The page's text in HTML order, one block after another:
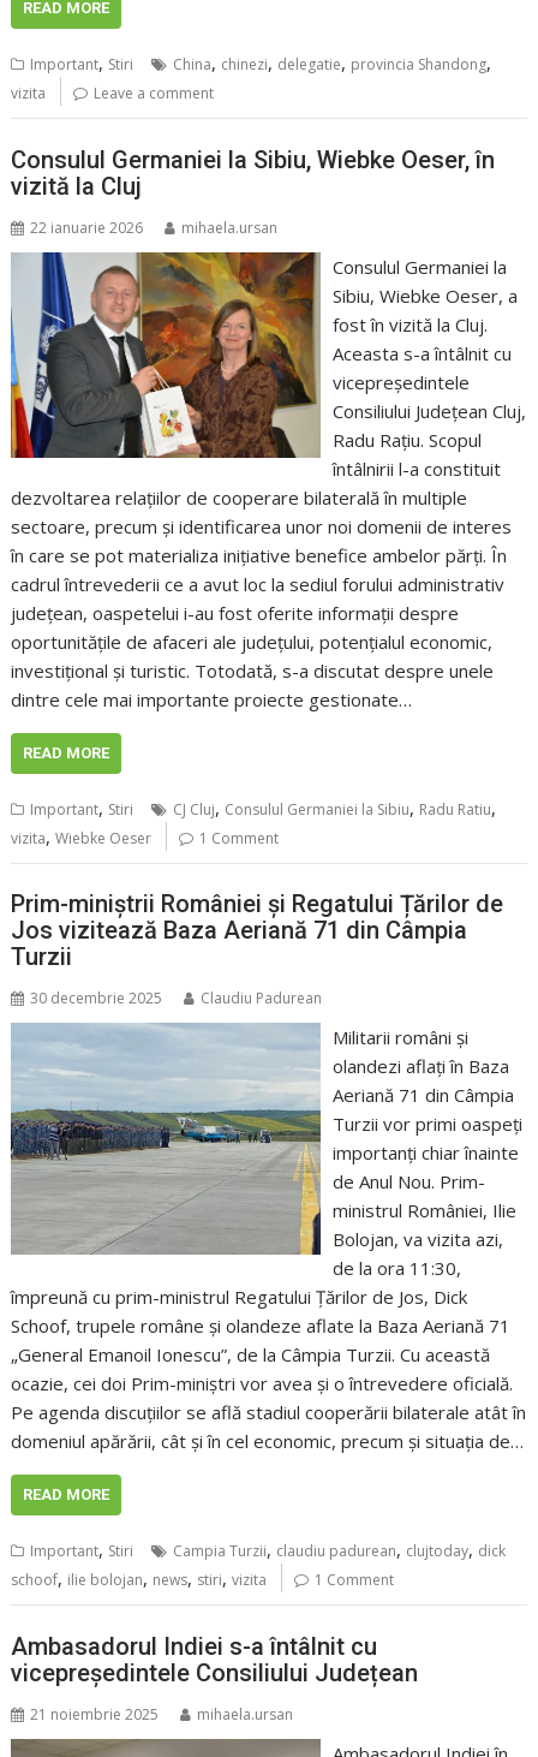
READ MORE
Important, Stiri China, chinezi, delegatie, provincia Shandong,
vizita Leave a comment
Consulul Germaniei la Sibiu, Wiebke Oeser, în
vizită la Cluj
22 ianuarie 2026 mihaela.ursan
Consulul Germaniei la
Sibiu, Wiebke Oeser, a
fost în vizită la Cluj.
Aceasta s-a întâlnit cu
vicepreședintele
Consiliului Județean Cluj,
Radu Rațiu. Scopul
întâlnirii l-a constituit
dezvoltarea relațiilor de cooperare bilaterală în multiple
sectoare, precum și identificarea unor noi domenii de interes
în care se pot materializa inițiative benefice ambelor părți. În
cadrul întrevederii ce a avut loc la sediul forului administrativ
județean, oaspetelui i-au fost oferite informații despre
oportunitățile de afaceri ale județului, potențialul economic,
investițional și turistic. Totodată, s-a discutat despre unele
dintre cele mai importante proiecte gestionate…
READ MORE
Important, Stiri CJ Cluj, Consulul Germaniei la Sibiu, Radu Ratiu,
vizita,Wiebke Oeser 1 Comment
Prim-miniștrii României și Regatului Țărilor de
Jos vizitează Baza Aeriană 71 din Câmpia
Turzii
30 decembrie 2025 Claudiu Padurean
Militarii români și
olandezi aflați în Baza
Aeriană 71 din Câmpia
Turzii vor primi oaspeți
importanți chiar înainte
de Anul Nou. Prim-
ministrul României, Ilie
Bolojan, va vizita azi,
de la ora 11:30,
împreună cu prim-ministrul Regatului Țărilor de Jos, Dick
Schoof, trupele române și olandeze aflate la Baza Aeriană 71
„General Emanoil Ionescu”, de la Câmpia Turzii. Cu această
ocazie, cei doi Prim-miniștri vor avea și o întrevedere oficială.
Pe agenda discuțiilor se află stadiul cooperării bilaterale atât în
domeniul apărării, cât și în cel economic, precum și situația de…
READ MORE
Important, Stiri Campia Turzii, claudiu padurean, clujtoday, dick
schoof, ilie bolojan, news, stiri,vizita 1 Comment
Ambasadorul Indiei s-a întâlnit cu
vicepreședintele Consiliului Județean
21 noiembrie 2025 mihaela.ursan